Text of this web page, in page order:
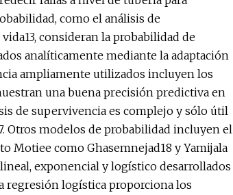
como el análisis de
consideran la probabilidad de
analíticamente mediante la adaptación
ampliamente utilizados incluyen los
una buena precisión predictiva en
de supervivencia es complejo y sólo útil
Otros modelos de probabilidad incluyen el
Motiee como Ghasemnejad18 y Yamijala
exponencial y logístico desarrollados
regresión logística proporciona los